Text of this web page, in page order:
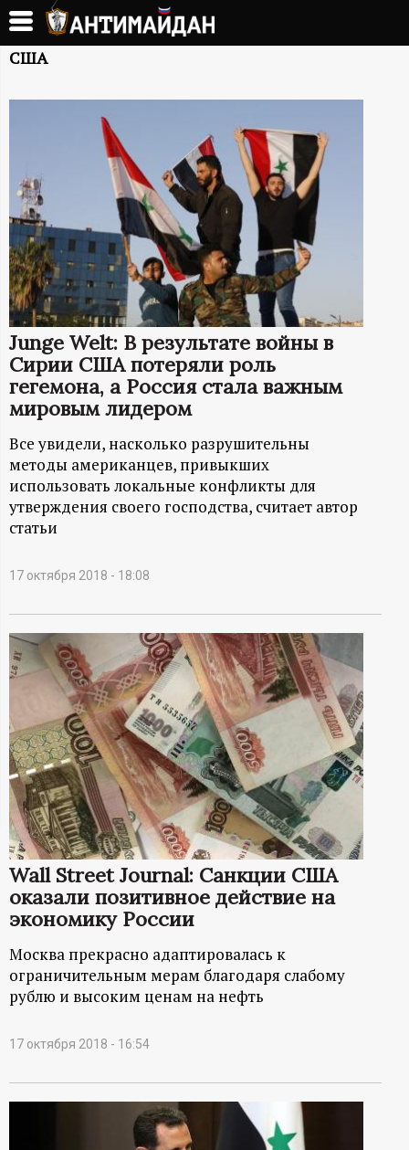
Перейти
основному
А
Н
И
М
А
Й
Д
А
Н
-
и
н
ф
о
р
м
а
ц
и
о
н
й
США
Junge Welt: В результате войны в
Сирии США потеряли роль
гегемона, а Россия стала важным
мировым лидером
Все увидели, насколько разрушительны
методы американцев, привыкших
использовать локальные конфликты для
утверждения своего господства, считает автор
статьи
17 октября 2018 - 18:08
Wall Street Journal: Санкции США
оказали позитивное действие на
экономику России
Москва прекрасно адаптировалась к
ограничительным мерам благодаря слабому
рублю и высоким ценам на нефть
17 октября 2018 - 16:54